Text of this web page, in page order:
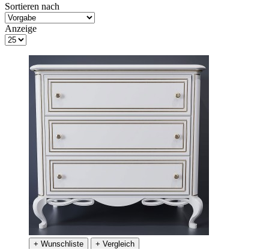
Sortieren nach
Anzeige
+ Wunschliste
+ Vergleich